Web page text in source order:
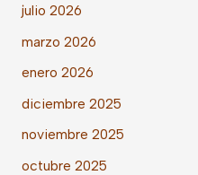
julio 2026
marzo 2026
enero 2026
diciembre 2025
noviembre 2025
octubre 2025